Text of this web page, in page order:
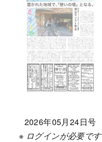
2026年05月24日号
※ ログインが必要です